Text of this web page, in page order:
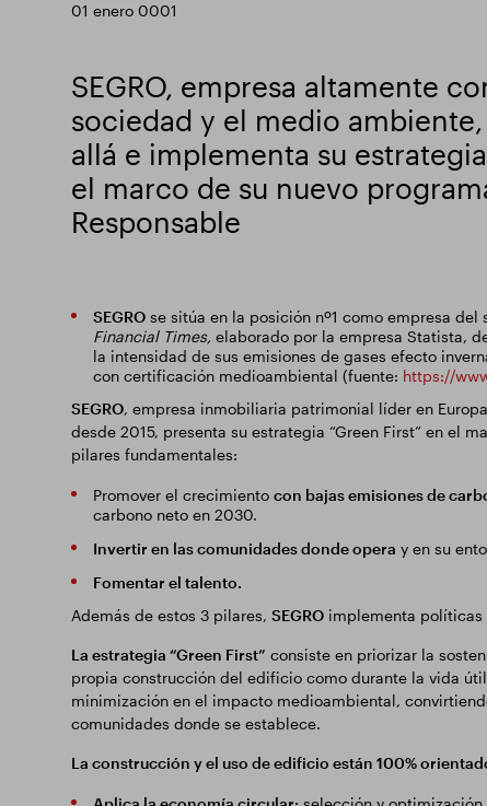
01 enero 0001
SEGRO, empresa altamente
sociedad y el medio
allá e implementa su estrategia
el marco de su nuevo
Responsable
SEGROse sitúa en la posición nº1 como empresa
Financial Times, elaborado por la empresa Statista,
la intensidad de sus emisiones de gases efecto
con certificación medioambiental (fuente: https://
SEGRO, empresa inmobiliaria patrimonial líder en
desde 2015, presenta su estrategia “Green First” en el
pilares fundamentales:
Promover el crecimiento con bajas emisiones de
carbono neto en 2030.
Invertir en las comunidades donde opera y en su
Fomentar el talento.
Además de estos 3 pilares, SEGROimplementa políticas
La estrategia “Green First” consiste en priorizar la
propia construcción del edificio como durante la vida
minimización en el impacto medioambiental,
comunidades donde se establece.
La construcción y el uso de edificio están 100%